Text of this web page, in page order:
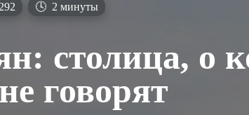
🕓 2 минуты
столица, о
говорят